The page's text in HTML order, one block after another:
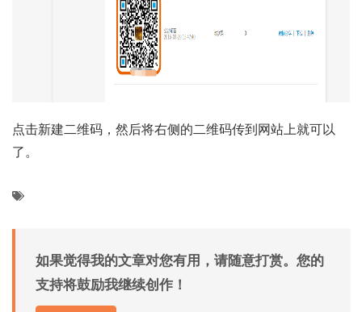
点击新建二维码，然后将右侧的二维码传到网站上就可以
了。
如果觉得我的文章对您有用，请随意打赏。您的
支持将鼓励我继续创作！